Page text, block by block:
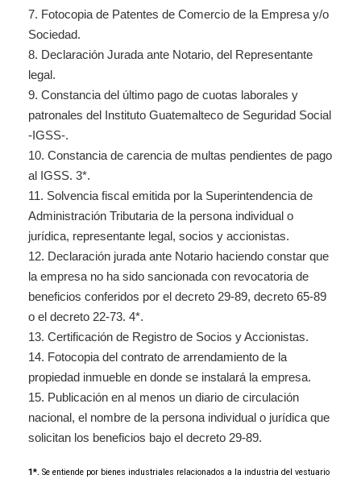
7. Fotocopia de Patentes de Comercio de la Empresa y/o
Sociedad.
8. Declaración Jurada ante Notario, del Representante
legal.
9. Constancia del último pago de cuotas laborales y
patronales del Instituto Guatemalteco de Seguridad Social
-IGSS-.
10. Constancia de carencia de multas pendientes de pago
al IGSS.3*.
11. Solvencia fiscal emitida por la Superintendencia de
Administración Tributaria de la persona individual o
jurídica, representante legal, socios y accionistas.
12. Declaración jurada ante Notario haciendo constar que
la empresa no ha sido sancionada con revocatoria de
beneficios conferidos por el decreto 29-89, decreto 65-89
o el decreto 22-73.4*.
13. Certificación de Registro de Socios y Accionistas.
14. Fotocopia del contrato de arrendamiento de la
propiedad inmueble en donde se instalará la empresa.
15. Publicación en al menos un diario de circulación
nacional, el nombre de la persona individual o jurídica que
solicitan los beneficios bajo el decreto 29-89.
1*. Se entiende por bienes industriales relacionados a la industria del vestuario